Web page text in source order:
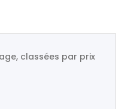
classées par prix